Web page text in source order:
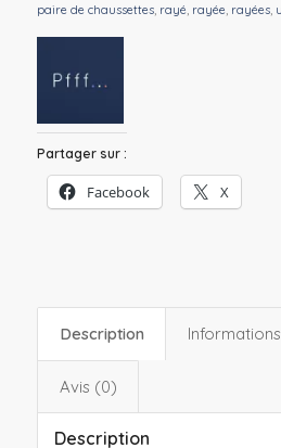
paire de chaussettes, rayé, rayée, rayées,
Partager sur :
Facebook X
Description
Avis (0)
Description